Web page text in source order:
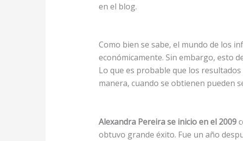
en el blog.
Como bien se sabe, el mundo de los
económicamente. Sin embargo, esto
Lo que es probable que los
manera, cuando se obtienen pueden
Alexandra Pereira se inicio en el 2009
obtuvo grande éxito. Fue un año